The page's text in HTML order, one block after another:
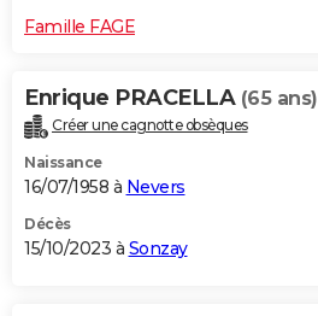
Famille FAGE
Enrique PRACELLA (65 ans)
Créer une cagnotte obsèques
Naissance
16/07/1958 à Nevers
Décès
15/10/2023 à Sonzay